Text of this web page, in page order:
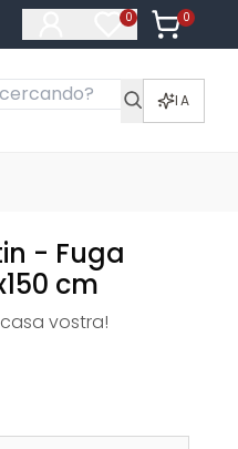
0
Articoli nella
0
Articoli
IA
- Fuga
cm
vostra!